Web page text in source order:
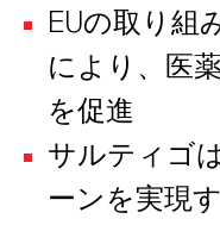
EUの取り組
により、医
を促進
サルティゴ
ーンを実現